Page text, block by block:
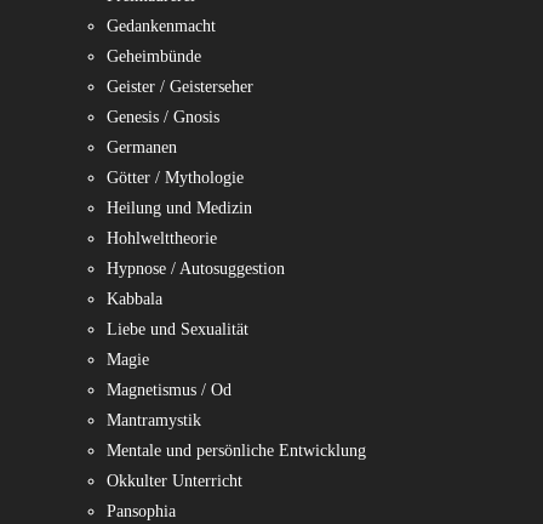
Gedankenmacht
Geheimbünde
Geister / Geisterseher
Genesis / Gnosis
Germanen
Götter / Mythologie
Heilung und Medizin
Hohlwelttheorie
Hypnose / Autosuggestion
Kabbala
Liebe und Sexualität
Magie
Magnetismus / Od
Mantramystik
Mentale und persönliche Entwicklung
Okkulter Unterricht
Pansophia